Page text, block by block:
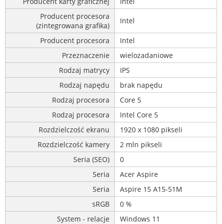
Producent procesora
(zintegrowana grafika)
Intel
Producent procesora
Intel
Przeznaczenie
wielozadaniowe
Rodzaj matrycy
IPS
Rodzaj napędu
brak napędu
Rodzaj procesora
Core 5
Rodzaj procesora
Intel Core 5
Rozdzielczość ekranu
1920 x 1080 pikseli
Rozdzielczość kamery
2 mln pikseli
Seria (SEO)
0
Seria
Acer Aspire
Seria
Aspire 15 A15-51M
sRGB
0 %
System - relacje
Windows 11